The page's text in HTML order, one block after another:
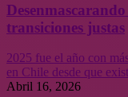
transiciones justas
2025 fue el año con
en Chile desde que
Abril 16, 2026